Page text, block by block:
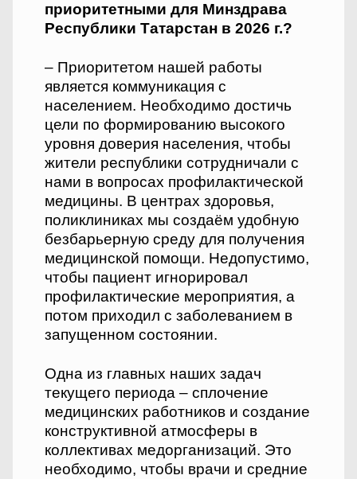
приоритетными для Минздрава
Республики Татарстан в 2026 г.?
– Приоритетом нашей работы
является коммуникация с
населением. Необходимо достичь
цели по формированию высокого
уровня доверия населения, чтобы
жители республики сотрудничали с
нами в вопросах профилактической
медицины. В центрах здоровья,
поликлиниках мы создаём удобную
безбарьерную среду для получения
медицинской помощи. Недопустимо,
чтобы пациент игнорировал
профилактические мероприятия, а
потом приходил с заболеванием в
запущенном состоянии.
Одна из главных наших задач
текущего периода – сплочение
медицинских работников и создание
конструктивной атмосферы в
коллективах медорганизаций. Это
необходимо, чтобы врачи и средние